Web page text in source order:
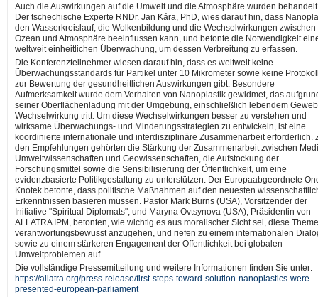
Auch die Auswirkungen auf die Umwelt und die Atmosphäre wurden
Der tschechische Experte RNDr. Jan Kára, PhD, wies darauf hin, dass
den Wasserkreislauf, die Wolkenbildung und die Wechselwirkungen zwischen
Ozean und Atmosphäre beeinflussen kann, und betonte die Notwendigkeit
weltweit einheitlichen Überwachung, um dessen Verbreitung zu erfassen.
Die Konferenzteilnehmer wiesen darauf hin, dass es weltweit keine
Überwachungsstandards für Partikel unter 10 Mikrometer sowie keine
zur Bewertung der gesundheitlichen Auswirkungen gibt. Besondere
Aufmerksamkeit wurde dem Verhalten von Nanoplastik gewidmet, das
seiner Oberflächenladung mit der Umgebung, einschließlich lebendem
Wechselwirkung tritt. Um diese Wechselwirkungen besser zu verstehen und
wirksame Überwachungs- und Minderungsstrategien zu entwickeln, ist eine
koordinierte internationale und interdisziplinäre Zusammenarbeit erforderlich.
den Empfehlungen gehörten die Stärkung der Zusammenarbeit zwischen
Umweltwissenschaften und Geowissenschaften, die Aufstockung der
Forschungsmittel sowie die Sensibilisierung der Öffentlichkeit, um eine
evidenzbasierte Politikgestaltung zu unterstützen. Der Europaabgeordnete
Knotek betonte, dass politische Maßnahmen auf den neuesten
Erkenntnissen basieren müssen. Pastor Mark Burns (USA), Vorsitzender der
Initiative "Spiritual Diplomats", und Maryna Ovtsynova (USA), Präsidentin von
ALLATRA IPM, betonten, wie wichtig es aus moralischer Sicht sei, diese
verantwortungsbewusst anzugehen, und riefen zu einem internationalen
sowie zu einem stärkeren Engagement der Öffentlichkeit bei globalen
Umweltproblemen auf.
Die vollständige Pressemitteilung und weitere Informationen finden Sie unter:
https://allatra.org/press-release/first-steps-toward-solution-nanoplastics-were-
presented-european-parliament